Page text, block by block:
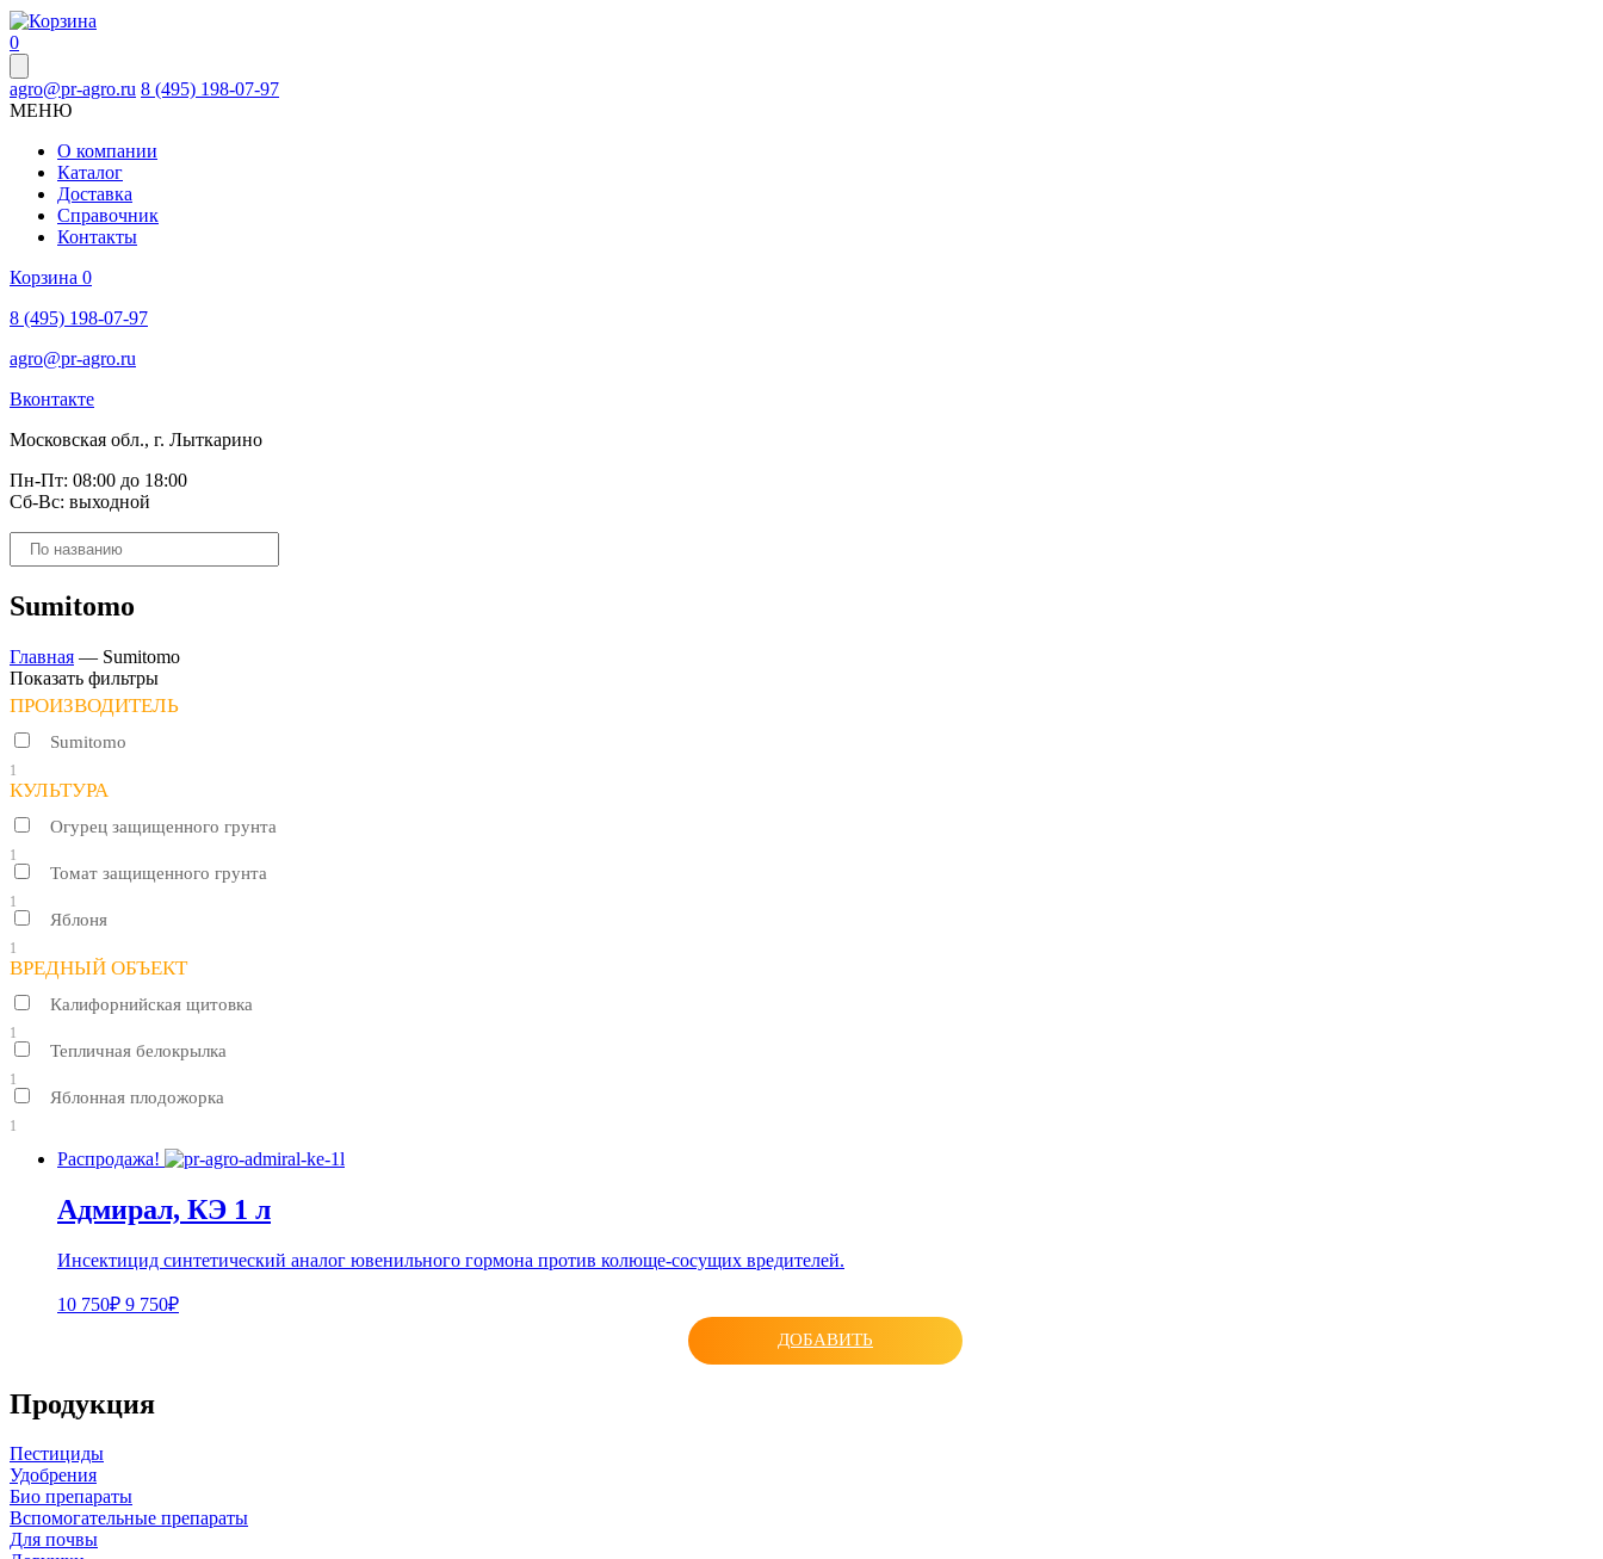
0
agro@pr-agro.ru 8 (495) 198-07-97
МЕНЮ
О компании
Каталог
Доставка
Справочник
Контакты
Корзина 0
8 (495) 198-07-97
agro@pr-agro.ru
Вконтакте
Московская обл., г. Лыткарино
Пн-Пт: 08:00 до 18:00
Сб-Вс: выходной
Поиск
товаров
Sumitomo
Главная — Sumitomo
Показать фильтры
ПРОИЗВОДИТЕЛЬ
Sumitomo
1
КУЛЬТУРА
Огурец защищенного грунта
1
Томат защищенного грунта
1
Яблоня
1
ВРЕДНЫЙ ОБЪЕКТ
Калифорнийская щитовка
1
Тепличная белокрылка
1
Яблонная плодожорка
1
Распродажа!
Адмирал, КЭ 1 л
Инсектицид синтетический аналог ювенильного гормона против колюще-сосущих вредителей.
10 750₽ 9 750₽
ДОБАВИТЬ
Продукция
Пестициды
Удобрения
Био препараты
Вспомогательные препараты
Для почвы